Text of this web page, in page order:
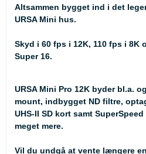
Altsammen bygget ind i det
URSA Mini hus.
Skyd i 60 fps i 12K, 110 fps i 8K
Super 16.
URSA Mini Pro 12K byder bl.a.
mount, indbygget ND filtre,
UHS‑II SD kort samt
meget mere.
Vil du undgå at vente længere